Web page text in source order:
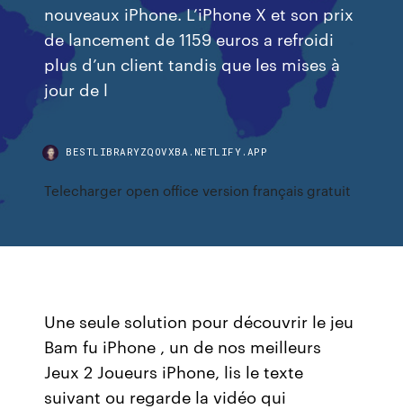
nouveaux iPhone. L’iPhone X et son prix
de lancement de 1159 euros a refroidi
plus d’un client tandis que les mises à
jour de l
BESTLIBRARYZQOVXBA.NETLIFY.APP
Telecharger open office version français gratuit
Une seule solution pour découvrir le jeu
Bam fu iPhone , un de nos meilleurs
Jeux 2 Joueurs iPhone, lis le texte
suivant ou regarde la vidéo qui